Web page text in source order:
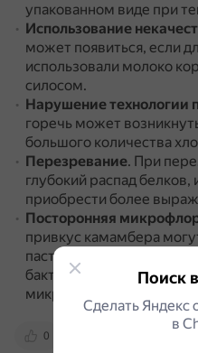
упакованном виде при
Использование
может появиться, если
использовали молоко
силосом.
Нарушение технологии
горечь может
большого количества
Перезревание. При
глубокий распад
приобрести более
Посторонняя
привкус камамбера
пастеризованное
бактерии кишечной
микрофлора.
0
Поиск
Сделать Яндекс
в